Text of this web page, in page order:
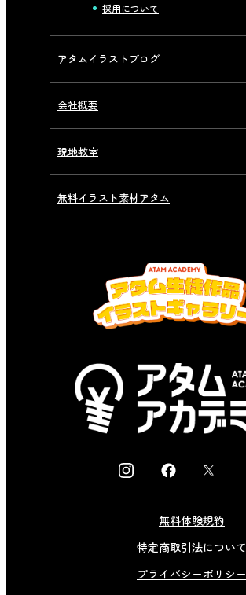
採用について
アタムイラストブログ
会社概要
現地教室
無料イラスト素材アタム
I
a
g
F
e
b
o
X
無料体験規約
特定商取引法について
プライバシーポリシー